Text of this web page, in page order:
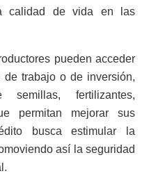
calidad de vida en las
pueden acceder
trabajo o de inversión,
fertilizantes,
permitan mejorar sus
busca estimular la
así la seguridad